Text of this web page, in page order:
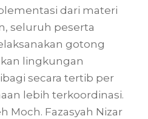
dari materi
seluruh peserta
gotong
lingkungan
secara tertib per
lebih terkoordinasi.
Moch. Fazasyah Nizar